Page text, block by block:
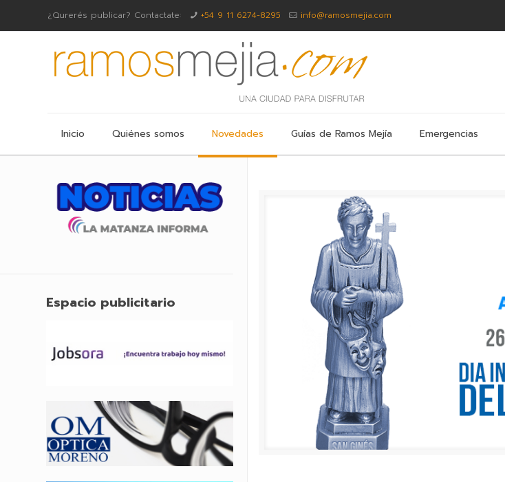
¿Qurerés publicar? Contactate: +54 9 11 6274-8295 info@ramosmejia.com
Inicio Quiénes somos Novedades Guías de Ramos Mejía Emergencias
Espacio publicitario